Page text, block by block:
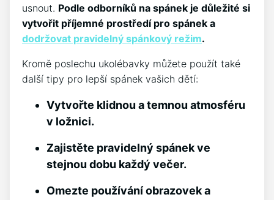
usnout. Podle odborníků‍ na​ spánek je důležité si
vytvořit příjemné ⁤prostředí ⁣pro spánek a
dodržovat pravidelný spánkový režim.
Kromě ‍poslechu ukolébavky můžete ⁢použít také
další tipy pro lepší spánek vašich dětí:
Vytvořte klidnou ​a temnou atmosféru
v ložnici.
Zajistěte pravidelný spánek ve
⁢stejnou dobu každý‍ večer.
Omezte používání obrazovek a